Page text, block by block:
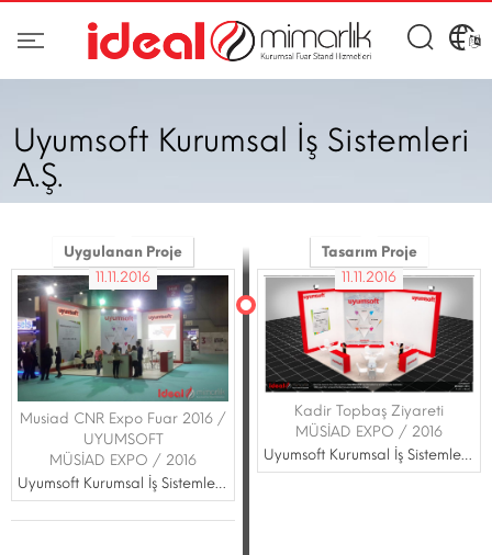
Uyumsoft Kurumsal İş Sistemleri
A.Ş.
Uygulanan Proje
11.11.2016
Musiad CNR Expo Fuar 2016 /
UYUMSOFT
MÜSİAD EXPO / 2016
Uyumsoft Kurumsal İş Sistemleri A.Ş.
Tasarım Proje
11.11.2016
Kadir Topbaş Ziyareti
MÜSİAD EXPO / 2016